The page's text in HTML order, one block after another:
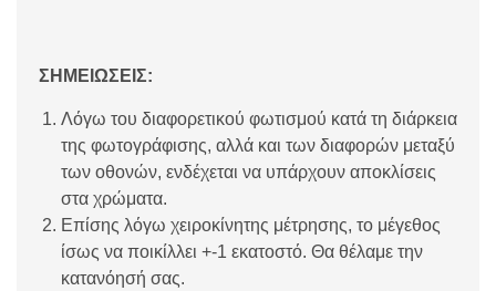
ΣΗΜΕΙΩΣΕΙΣ:
Λόγω του διαφορετικού φωτισμού κατά τη διάρκεια
της φωτογράφισης, αλλά και των διαφορών μεταξύ
των οθονών, ενδέχεται να υπάρχουν αποκλίσεις
στα χρώματα.
Επίσης λόγω χειροκίνητης μέτρησης, το μέγεθος
ίσως να ποικίλλει +-1 εκατοστό. Θα θέλαμε την
κατανόησή σας.